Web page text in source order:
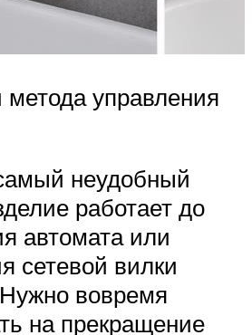
управления
неудобный
работает до
автомата или
сетевой вилки
вовремя
на прекращение